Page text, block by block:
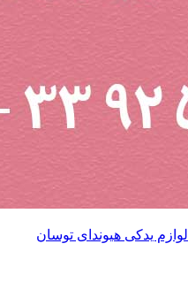
لوازم یدکی هیوندای توسان